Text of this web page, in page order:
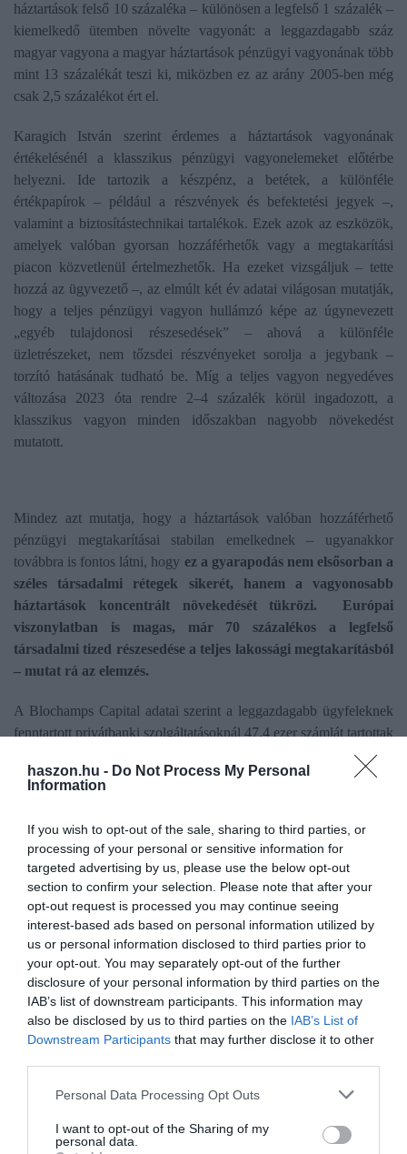
haszon.hu - Do Not Process My Personal
Information
If you wish to opt-out of the sale, sharing to third parties, or
processing of your personal or sensitive information for
targeted advertising by us, please use the below opt-out
section to confirm your selection. Please note that after your
opt-out request is processed you may continue seeing
interest-based ads based on personal information utilized by
us or personal information disclosed to third parties prior to
your opt-out. You may separately opt-out of the further
disclosure of your personal information by third parties on the
IAB’s list of downstream participants. This information may
also be disclosed by us to third parties on the IAB’s List of
Downstream Participants that may further disclose it to other
Please note that this website/app uses one or more Google
not limited to your visit or usage behaviour. You may click to
grant or deny consent to Google and its third-party tags to
Personal Data Processing Opt Outs
I want to opt-out of the Sharing of my
personal data.
háztartások felső 10 százaléka – különösen a legfelső 1 százalék –
kiemelkedő ütemben növelte vagyonát: a leggazdagabb száz
magyar vagyona a magyar háztartások pénzügyi vagyonának több
mint 13 százalékát teszi ki, miközben ez az arány 2005-ben még
csak 2,5 százalékot ért el.
Karagich István szerint érdemes a háztartások vagyonának
értékelésénél a klasszikus pénzügyi vagyonelemeket előtérbe
helyezni. Ide tartozik a készpénz, a betétek, a különféle
értékpapírok – például a részvények és befektetési jegyek –,
valamint a biztosítástechnikai tartalékok. Ezek azok az eszközök,
amelyek valóban gyorsan hozzáférhetők vagy a megtakarítási
piacon közvetlenül értelmezhetők. Ha ezeket vizsgáljuk – tette
hozzá az ügyvezető –, az elmúlt két év adatai világosan mutatják,
hogy a teljes pénzügyi vagyon hullámzó képe az úgynevezett
„egyéb tulajdonosi részesedések” – ahová a különféle
üzletrészeket, nem tőzsdei részvényeket sorolja a jegybank –
torzító hatásának tudható be. Míg a teljes vagyon negyedéves
változása 2023 óta rendre 2–4 százalék körül ingadozott, a
klasszikus vagyon minden időszakban nagyobb növekedést
mutatott.
Mindez azt mutatja, hogy a háztartások valóban hozzáférhető
pénzügyi megtakarításai stabilan emelkednek – ugyanakkor
továbbra is fontos látni, hogy ez a gyarapodás nem elsősorban a
széles társadalmi rétegek sikerét, hanem a vagyonosabb
háztartások koncentrált növekedését tükrözi. Európai
viszonylatban is magas, már 70 százalékos a legfelső
társadalmi tized részesedése a teljes lakossági megtakarításból
– mutat rá az elemzés.
A Blochamps Capital adatai szerint a leggazdagabb ügyfeleknek
fenntartott privátbanki szolgáltatásoknál 47,4 ezer számlát tartottak
nyilván 2024 utolsó negyedévében Magyarországon, amelyeken
10 456 milliárd forintnyi vagyont kezeltek: ez azt jelenti, hogy az
jelentő, „affluens premium plus” ügyfeleknél valamivel 59 ezer
felett járt a vezetett számlák száma, 2341 milliárdos kezelt vagyon
– és 40 milliós, egy számlára jutó átlag – mellett. A prémiumbanki
területen viszont már 628 ezernél is több számlát tartottak nyilván
tavaly, 7772 milliárd forintos vagyon és 12 milliós, egy számlára
jutó átlag mellett. (Forrás:vg.hu)
vagyon pénz